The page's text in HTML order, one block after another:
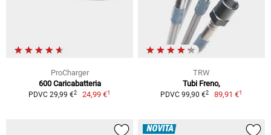
ProCharger
600 Caricabatteria
PDVC 29,99 €2 24,99 €1
TRW
Tubi Freno,
PDVC 99,90 €2 89,91 €1
NOVITÀ